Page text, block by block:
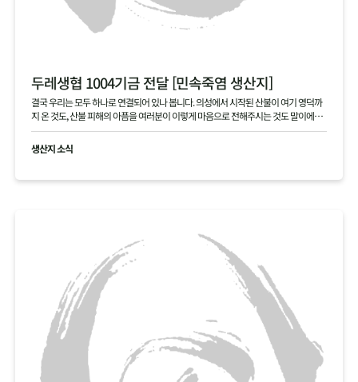
두레생협 1004기금 전달 [민속죽염 생산지]
결국 우리는 모두 하나로 연결되어 있나 봅니다. 의성에서 시작된 산불이 여기 영덕까
지 온 것도, 산불 피해의 아픔을 여러분이 이렇게 마음으로 전해주시는 것도 말이에요.
본의 아니게 걱정을 끼쳐 죄송합니다. 여러분 덕분에 다시 힘을 내겠습니다. 진심으로
고맙습니다.
생산지 소식